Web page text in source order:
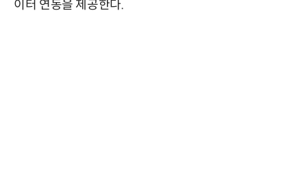
이터 연동을 제공한다.